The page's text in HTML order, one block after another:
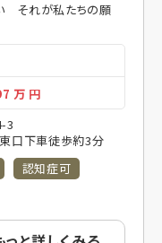
それが私たちの願
万 円
3
口下車徒歩約3分
認知症可